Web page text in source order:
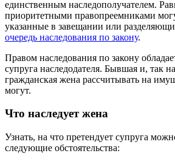
единственным наследополучателем.
приоритетными правопреемниками
указанные в завещании или
очередь наследования по закону.
Правом наследования по закону
супруга наследодателя. Бывшая и, так
гражданская жена рассчитывать на
могут.
Что наследует жена
Узнать, на что претендует супруга
следующие обстоятельства: